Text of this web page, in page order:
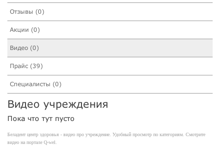
Отзывы (0)
Акции (0)
Видео (0)
Прайс (39)
Специалисты (0)
Видео учреждения
Пока что тут пусто
Беладент центр здоровья - видео про учреждение. Удобный просмотр по категориям. Смотрите
видео на портале Q-wel.